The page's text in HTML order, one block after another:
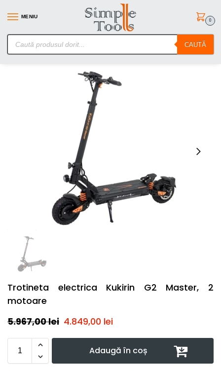
MENIU
CAUTĂ
0
SimpleTools.ro – Gasesti orice – Comanzi simplu
Prima pagină
Biciclete si trotinete electrice Trotineta electrica Kukirin G2 Master, 2 motoare
Trotineta electrica Kukirin G2 Master, 2
motoare
5.967,00lei 4.849,00 lei
Adaugă în coș